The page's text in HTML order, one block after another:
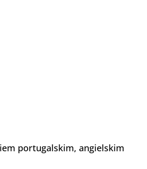
portugalskim, angielskim